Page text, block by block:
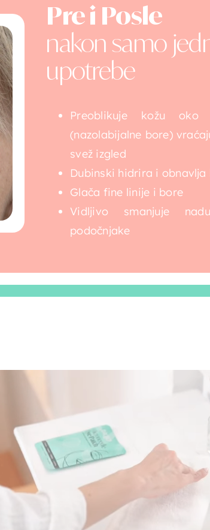
Pre i Posle
nakon samo
upotrebe
Preoblikuje kožu
(nazolabijalne bore)
svež izgled
Dubinski hidrira i obnavlja
Glača fine linije i bore
Vidljivo smanjuje
podočnjake